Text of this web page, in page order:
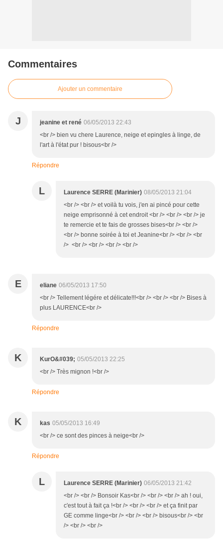
Commentaires
Ajouter un commentaire
J jeanine et rené 06/05/2013 22:43
<br /> bien vu chere Laurence, neige et epingles à linge, de
l'art à l'état pur ! bisous<br />
Répondre
L Laurence SERRE (Marinier) 08/05/2013 21:04
<br /> <br /> et voilà tu vois, j'en ai pincé pour cette
neige emprisonné à cet endroit <br /> <br /> <br /> je
te remercie et te fais de grosses bises<br /> <br />
<br /> bonne soirée à toi et Jeanine<br /> <br /> <br
/> <br /> <br /> <br /> <br />
E eliane 06/05/2013 17:50
<br /> Tellement légére et délicate!!!<br /> <br /> <br /> Bises à
plus LAURENCE<br />
Répondre
K KurO&#039; 05/05/2013 22:25
<br /> Très mignon !<br />
Répondre
K kas 05/05/2013 16:49
<br /> ce sont des pinces à neige<br />
Répondre
L Laurence SERRE (Marinier) 06/05/2013 21:42
<br /> <br /> Bonsoir Kas<br /> <br /> <br /> ah ! oui,
c'est tout à fait ça !<br /> <br /> <br /> et ça finit par
GE comme linge<br /> <br /> <br /> bisous<br /> <br
/> <br /> <br />